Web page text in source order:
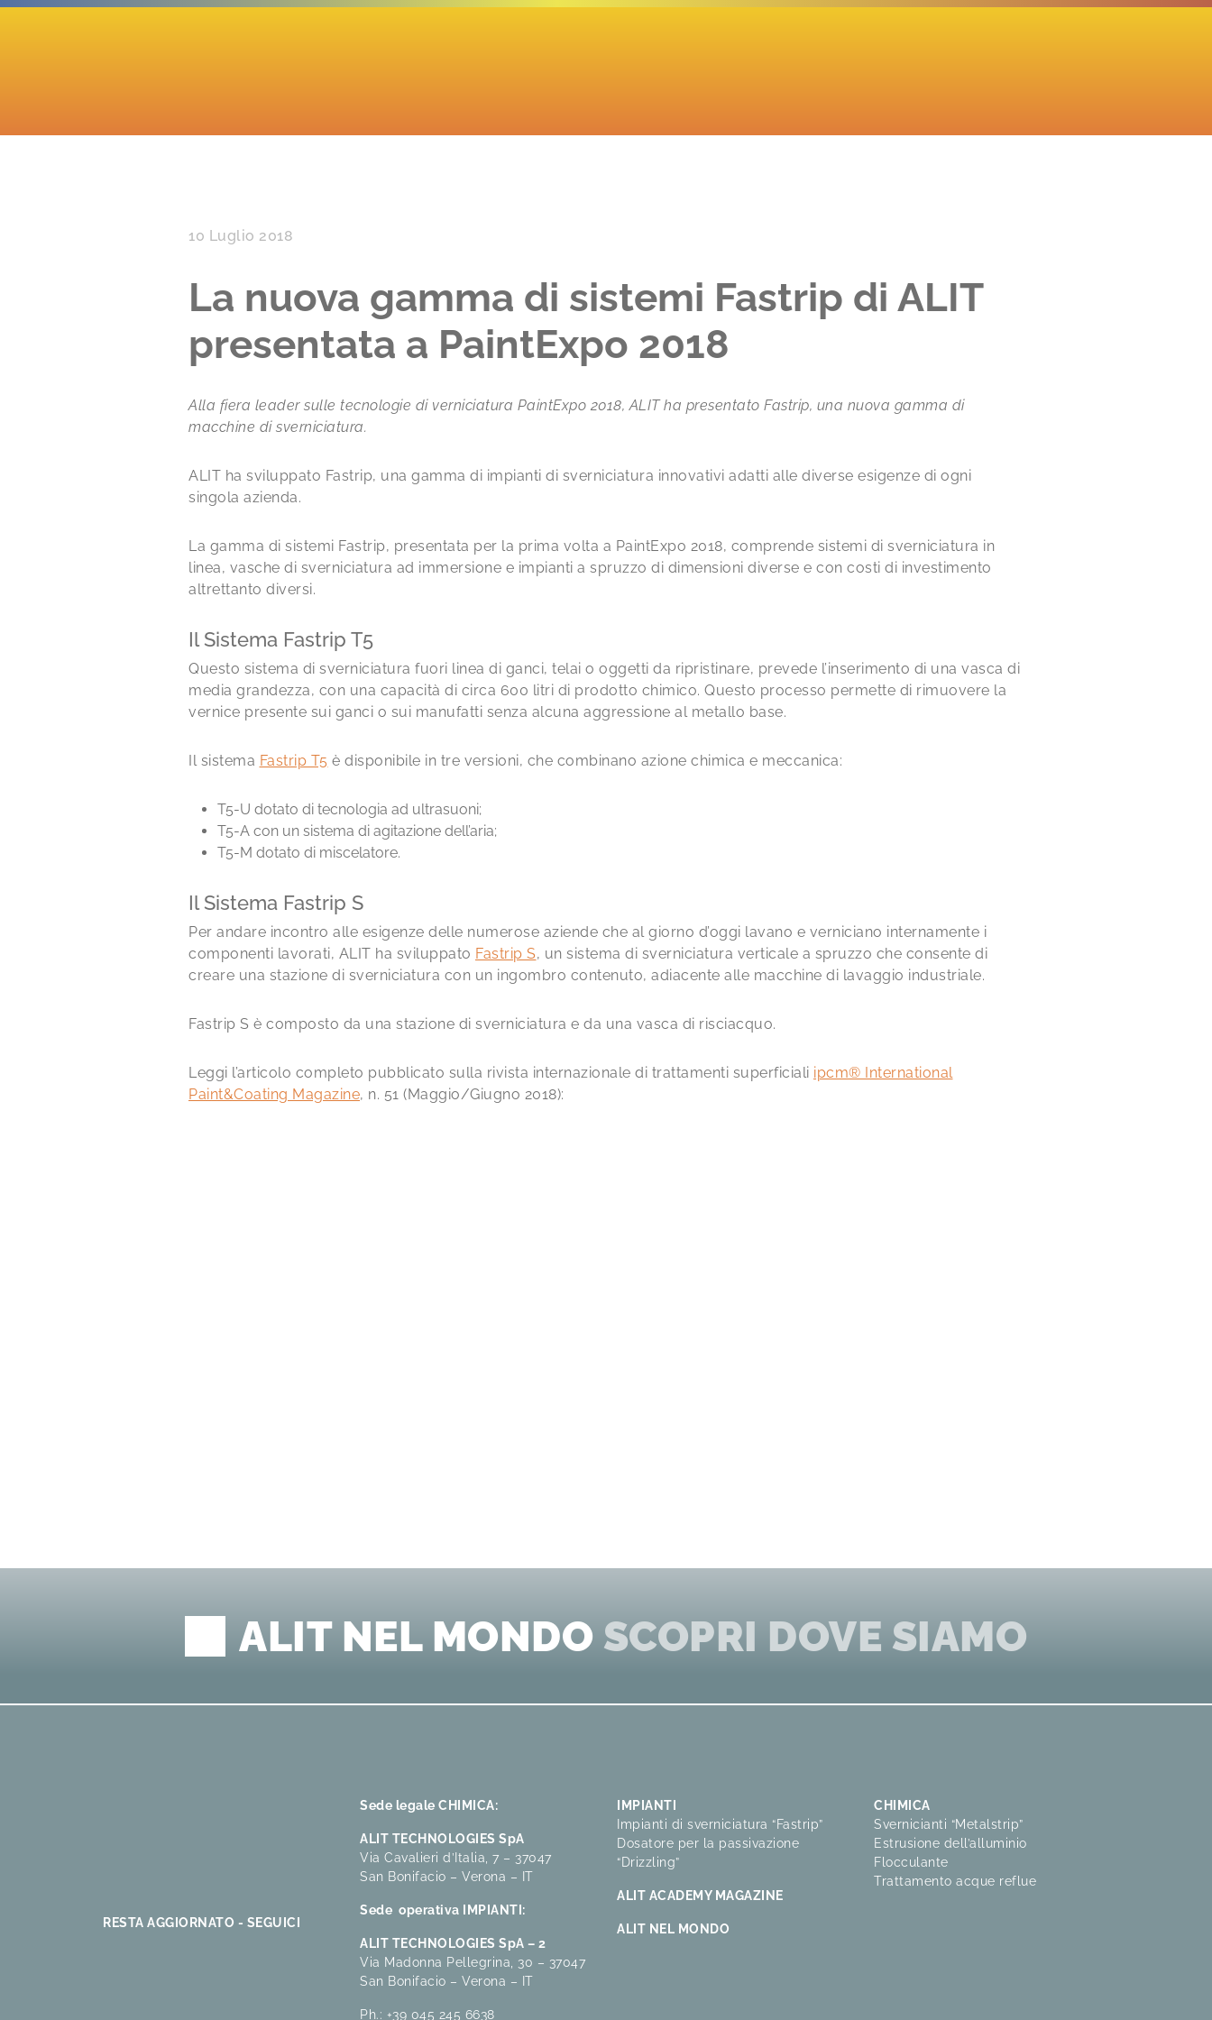
10 Luglio 2018
La nuova gamma di sistemi Fastrip di ALIT
presentata a PaintExpo 2018
Alla fiera leader sulle tecnologie di verniciatura PaintExpo 2018, ALIT ha presentato Fastrip, una nuova gamma di
macchine di sverniciatura.
ALIT ha sviluppato Fastrip, una gamma di impianti di sverniciatura innovativi adatti alle diverse esigenze di ogni
singola azienda.
La gamma di sistemi Fastrip, presentata per la prima volta a PaintExpo 2018, comprende sistemi di sverniciatura in
linea, vasche di sverniciatura ad immersione e impianti a spruzzo di dimensioni diverse e con costi di investimento
altrettanto diversi.
Il Sistema Fastrip T5
Questo sistema di sverniciatura fuori linea di ganci, telai o oggetti da ripristinare, prevede l’inserimento di una vasca di
media grandezza, con una capacità di circa 600 litri di prodotto chimico. Questo processo permette di rimuovere la
vernice presente sui ganci o sui manufatti senza alcuna aggressione al metallo base.
Il sistema Fastrip T5 è disponibile in tre versioni, che combinano azione chimica e meccanica:
T5-U dotato di tecnologia ad ultrasuoni;
T5-A con un sistema di agitazione dell’aria;
T5-M dotato di miscelatore.
Il Sistema Fastrip S
Per andare incontro alle esigenze delle numerose aziende che al giorno d’oggi lavano e verniciano internamente i
componenti lavorati, ALIT ha sviluppato Fastrip S, un sistema di sverniciatura verticale a spruzzo che consente di
creare una stazione di sverniciatura con un ingombro contenuto, adiacente alle macchine di lavaggio industriale.
Fastrip S è composto da una stazione di sverniciatura e da una vasca di risciacquo.
Leggi l’articolo completo pubblicato sulla rivista internazionale di trattamenti superficiali ipcm® International
Paint&Coating Magazine, n. 51 (Maggio/Giugno 2018):
ALIT NEL MONDO SCOPRI DOVE SIAMO
RESTA AGGIORNATO - SEGUICI
Sede legale CHIMICA:
ALIT TECHNOLOGIES SpA
Via Cavalieri d’Italia, 7 – 37047
San Bonifacio – Verona – IT
Sede operativa IMPIANTI:
ALIT TECHNOLOGIES SpA – 2
Via Madonna Pellegrina, 30 – 37047
San Bonifacio – Verona – IT
Ph.: +39 045 245 6638
IMPIANTI
Impianti di sverniciatura “Fastrip”
Dosatore per la passivazione
“Drizzling”
ALIT ACADEMY MAGAZINE
ALIT NEL MONDO
CHIMICA
Svernicianti “Metalstrip”
Estrusione dell’alluminio
Flocculante
Trattamento acque reflue